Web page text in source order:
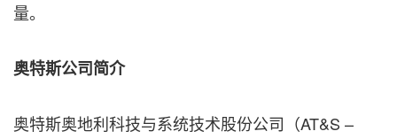
量。
奥特斯公司简介
奥特斯奥地利科技与系统技术股份公司（AT&S –